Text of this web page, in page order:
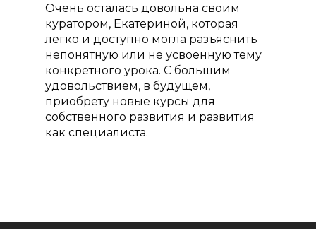
Очень осталась довольна своим
куратором, Екатериной, которая
легко и доступно могла разъяснить
непонятную или не усвоенную тему
конкретного урока. С большим
удовольствием, в будущем,
приобрету новые курсы для
собственного развития и развития
как специалиста.
О проекте
Курсы
Курс «Консультант
грудному
Курс «Помощь и
в родах (Доула)»
Преподаватели
Отзывы
Акции